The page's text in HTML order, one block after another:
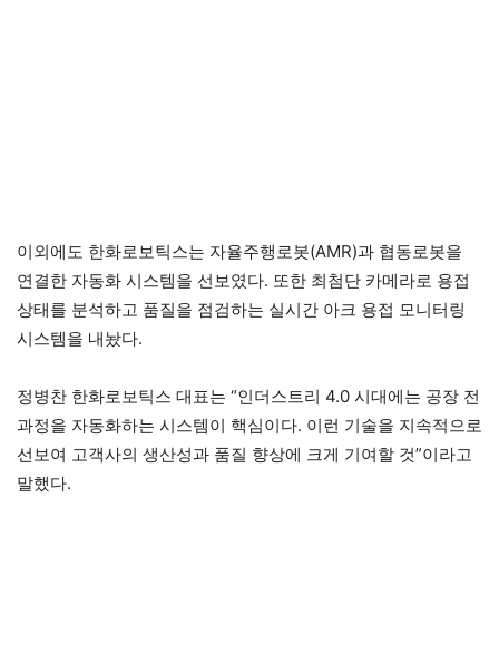
이외에도 한화로보틱스는 자율주행로봇(AMR)과 협동로봇을
연결한 자동화 시스템을 선보였다. 또한 최첨단 카메라로 용접
상태를 분석하고 품질을 점검하는 실시간 아크 용접 모니터링
시스템을 내놨다.
정병찬 한화로보틱스 대표는 “인더스트리 4.0 시대에는 공장 전
과정을 자동화하는 시스템이 핵심이다. 이런 기술을 지속적으로
선보여 고객사의 생산성과 품질 향상에 크게 기여할 것”이라고
말했다.